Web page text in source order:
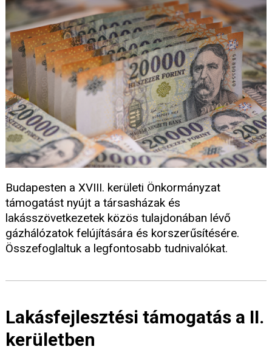
Budapesten a XVIII. kerületi Önkormányzat
támogatást nyújt a társasházak és
lakásszövetkezetek közös tulajdonában lévő
gázhálózatok felújítására és korszerűsítésére.
Összefoglaltuk a legfontosabb tudnivalókat.
Lakásfejlesztési támogatás a II.
kerületben